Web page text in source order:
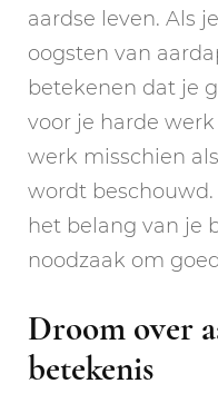
aardse leven. Als
oogsten van
betekenen dat je
voor je harde
werk misschien als
wordt
het belang van je
noodzaak om
Droom over
betekenis